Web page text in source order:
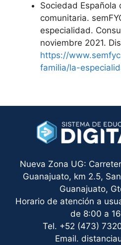
Sociedad
comunitaria.
especialidad.
noviembre 2021.
https://
familia/la-
Nueva Zona UG:
Guanajuato, km 2.5,
Guanajuato,
Horario de atención a
de 8:00 a
Tel. +52 (473)
Email.